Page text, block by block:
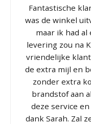
Fantastische
was de winkel
maar ik had
levering zou na
vriendelijke
de extra mijl en
zonder extra
brandstof aan
deze service
dank Sarah. Zal